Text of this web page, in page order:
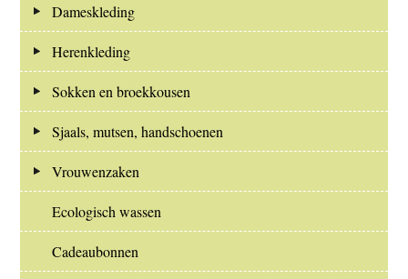
Dameskleding
Herenkleding
Sokken en broekkousen
Sjaals, mutsen, handschoenen
Vrouwenzaken
Ecologisch wassen
Cadeaubonnen